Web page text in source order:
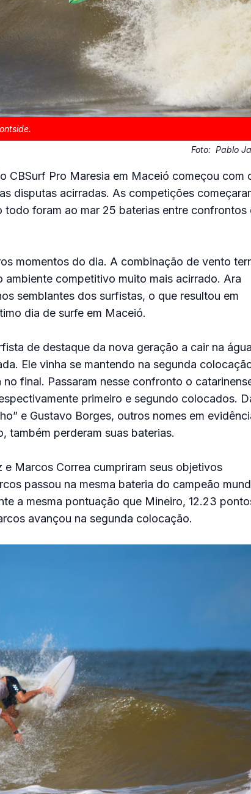
Foto: Pablo
CBSurf Pro Maresia em Maceió começou com
disputas acirradas. As competições
todo foram ao mar 25 baterias entre confrontos
momentos do dia. A combinação de vento
competitivo muito mais acirrado. Ara
semblantes dos surfistas, o que resultou em
dia de surfe em Maceió.
de destaque da nova geração a cair na
Ele vinha se mantendo na segunda
final. Passaram nesse confronto o
primeiro e segundo colocados.
e Gustavo Borges, outros nomes em
também perderam suas baterias.
e Marcos Correa cumpriram seus objetivos
passou na mesma bateria do campeão
a mesma pontuação que Mineiro, 12.23
avançou na segunda colocação.